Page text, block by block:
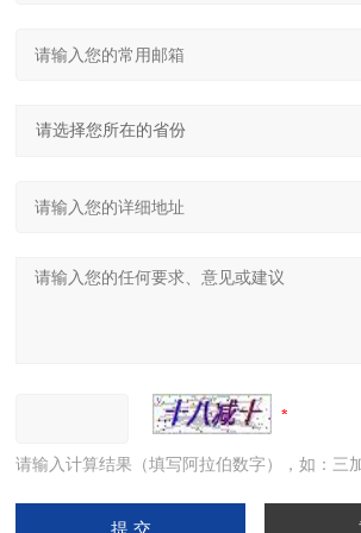
请输入计算结果（填写阿拉伯数字），如：三